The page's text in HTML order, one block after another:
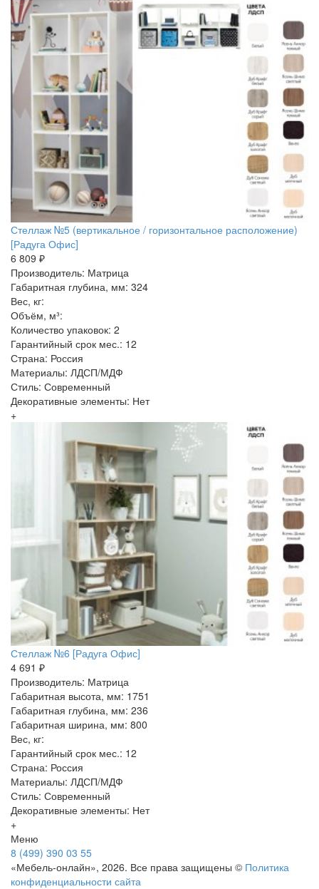
Стеллаж №5 (вертикальное / горизонтальное расположение)
[Радуга Офис]
6 809 ₽
Производитель: Матрица
Габаритная глубина, мм: 324
Вес, кг:
Объём, м³:
Количество упаковок: 2
Гарантийный срок мес.: 12
Страна: Россия
Материалы: ЛДСП/МДФ
Стиль: Современный
Декоративные элементы: Нет
+
Стеллаж №6 [Радуга Офис]
4 691 ₽
Производитель: Матрица
Габаритная высота, мм: 1751
Габаритная глубина, мм: 236
Габаритная ширина, мм: 800
Вес, кг:
Гарантийный срок мес.: 12
Страна: Россия
Материалы: ЛДСП/МДФ
Стиль: Современный
Декоративные элементы: Нет
+
Меню
8 (499) 390 03 55
«Мебель-онлайн», 2026. Все права защищены © Политика
конфиденциальности сайта